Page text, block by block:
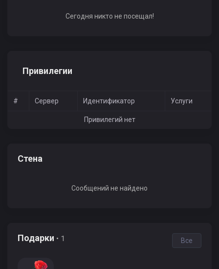
Сегодня никто не посещал!
Привилегии
# Сервер Идентификатор Услуги
Привилегий нет
Стена
Сообщений не найдено
Подарки • 1 Все